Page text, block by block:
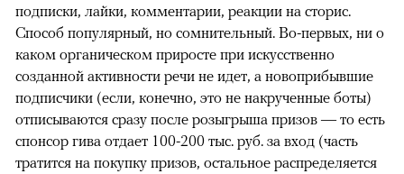
подписки, лайки, комментарии, реакции на сторис.
Способ популярный, но сомнительный. Во-первых, ни о
каком органическом приросте при искусственно
созданной активности речи не идет, а новоприбывшие
подписчики (если, конечно, это не накрученные боты)
отписываются сразу после розыгрыша призов — то есть
спонсор гива отдает 100-200 тыс. руб. за вход (часть
тратится на покупку призов, остальное распределяется